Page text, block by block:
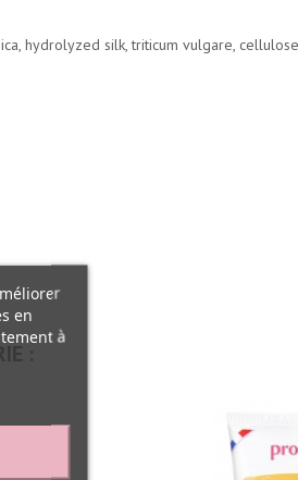
hydrolyzed silk, triticum vulgare,
:
en
à